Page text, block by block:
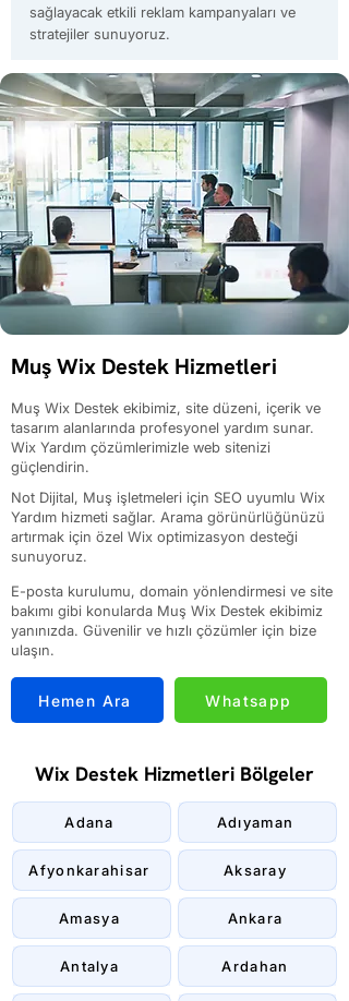
sağlayacak etkili reklam kampanyaları ve
stratejiler sunuyoruz.
Muş Wix Destek Hizmetleri
Muş Wix Destek ekibimiz, site düzeni, içerik ve
tasarım alanlarında profesyonel yardım sunar.
Wix Yardım çözümlerimizle web sitenizi
güçlendirin.
Not Dijital, Muş işletmeleri için SEO uyumlu Wix
Yardım hizmeti sağlar. Arama görünürlüğünüzü
artırmak için özel Wix optimizasyon desteği
sunuyoruz.
E-posta kurulumu, domain yönlendirmesi ve site
bakımı gibi konularda Muş Wix Destek ekibimiz
yanınızda. Güvenilir ve hızlı çözümler için bize
ulaşın.
Hemen Ara Whatsapp
Wix Destek Hizmetleri Bölgeler
Adana
Afyonkarahisar
Amasya
Antalya
Adıyaman
Aksaray
Ankara
Ardahan